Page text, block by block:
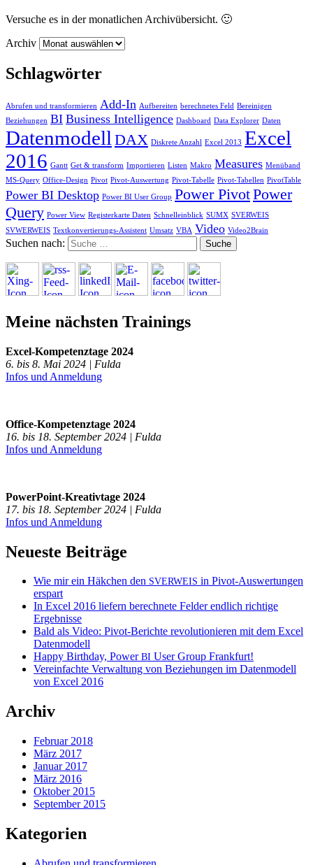
Versuche es in der monatlichen Archivübersicht. 🙂
Archiv
Schlagwörter
Abrufen und transformieren Add-In Aufbereiten berechnetes Feld Bereinigen
Beziehungen BI Business Intelligence Dashboard Data Explorer Daten
Datenmodell DAX Diskrete Anzahl Excel 2013 Excel
2016 Gantt Get & transform Importieren Listen Makro Measures Menüband
MS-Query Office-Design Pivot Pivot-Auswertung Pivot-Tabelle Pivot-Tabellen PivotTable
Power BI Desktop Power BI User Group Power PivotPower
Query Power View Registerkarte Daten Schnelleinblick SUMX SVERWEIS
SVWERWEIS Textkonvertierungs-Assistent Umsatz VBA Video Video2Brain
Suchen nach:
Meine nächsten Trainings
Excel-Kompetenztage 2024
6. bis 8. Mai 2024 | Fulda
Infos und Anmeldung
Office-Kompetenztage 2024
16. bis 18. September 2024 | Fulda
Infos und Anmeldung
PowerPoint-Kreativtage 2024
17. bis 18. September 2024 | Fulda
Infos und Anmeldung
Neueste Beiträge
Wie mir ein Häkchen den SVERWEIS in Pivot-Auswertungen
erspart
In Excel 2016 liefern berechnete Felder endlich richtige
Ergebnisse
Bald als Video: Pivot-Berichte revolutionieren mit dem Excel
Datenmodell
Happy Birthday, PowerBI User Group Frankfurt!
Vereinfachte Verwaltung von Beziehungen im Datenmodell
von Excel 2016
Archiv
Februar 2018
März 2017
Januar 2017
März 2016
Oktober 2015
September 2015
Kategorien